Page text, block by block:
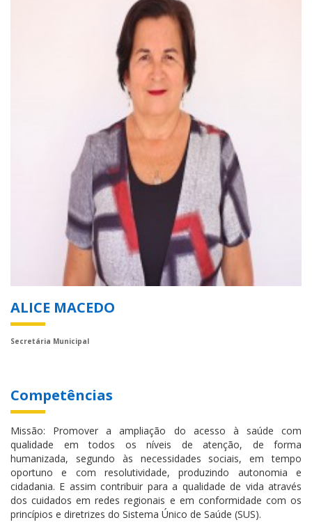
ALICE MACEDO
Secretária Municipal
Competências
Missão: Promover a ampliação do acesso à saúde com
qualidade em todos os níveis de atenção, de forma
humanizada, segundo às necessidades sociais, em tempo
oportuno e com resolutividade, produzindo autonomia e
cidadania. E assim contribuir para a qualidade de vida através
dos cuidados em redes regionais e em conformidade com os
princípios e diretrizes do Sistema Único de Saúde (SUS).